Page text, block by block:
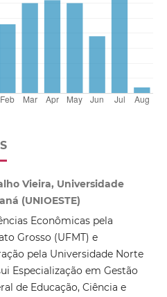
Vieira, Universidade
(UNIOESTE)
Econômicas pela
Grosso (UFMT) e
pela Universidade Norte
Especialização em Gestão
de Educação, Ciência e